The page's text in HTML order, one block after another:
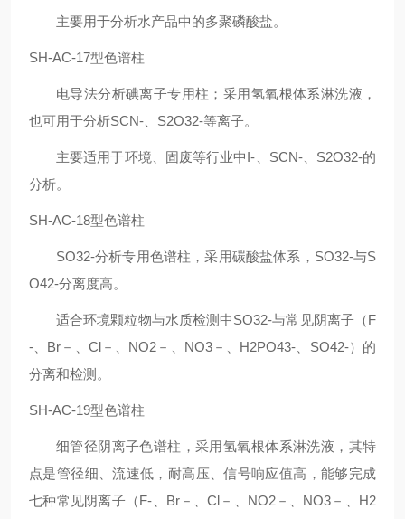
主要用于分析水产品中的多聚磷酸盐。
SH-AC-17型色谱柱
电导法分析碘离子专用柱；采用氢氧根体系淋洗液，
也可用于分析SCN-、S2O32-等离子。
主要适用于环境、固废等行业中I- SCN-、 S2O32-的
分析。
SH-AC-18型色谱柱
SO32-分析专用色谱柱，采用碳酸盐体系，SO32-与S
O42-分离度高。
适合环境颗粒物与水质检测中SO32-与常见阴离子（F
-、Br－、Cl－、NO2－、NO3－、H2PO43-、SO42-）的
分离和检测。
SH-AC-19型色谱柱
细管径阴离子色谱柱，采用氢氧根体系淋洗液，其特
点是管径细、流速低，耐高压、信号响应值高，能够完成
七种常见阴离子（F-、Br－、Cl－、NO2－、NO3－、H2